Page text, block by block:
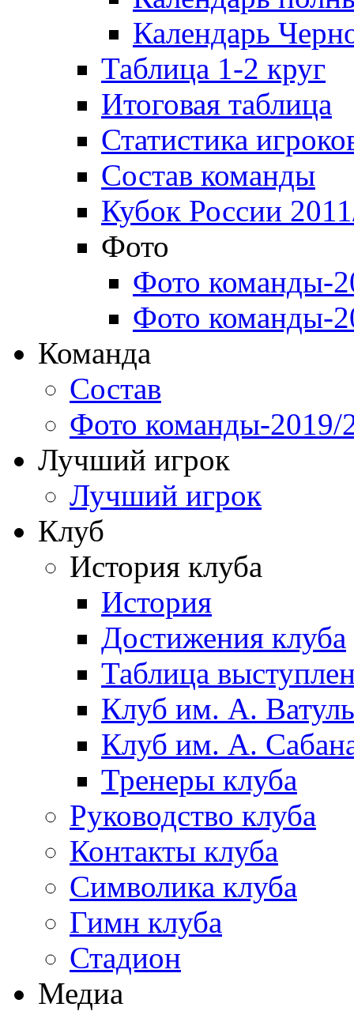
Календарь
Таблица 1-2 круг
Итоговая таблица
Статистика
Состав команды
Кубок России
Фото
Фото команды-
Фото команды-
Команда
Состав
Фото команды-2019/
Лучший игрок
Лучший игрок
Клуб
История клуба
История
Достижения клуба
Таблица
Клуб им. А.
Клуб им. А.
Тренеры клуба
Руководство клуба
Контакты клуба
Символика клуба
Гимн клуба
Стадион
Медиа